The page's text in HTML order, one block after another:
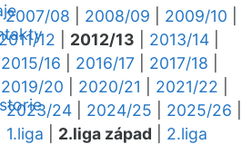
2007/08 2008/09 2009/10
12 2012/13 2013/14
2015/16 2016/17 2017/18
2019/20 2020/21 2021/22
2023/24 2024/25 2025/26
1.liga 2.liga západ
2.liga